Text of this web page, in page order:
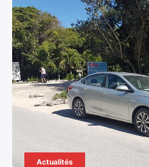
Actualités